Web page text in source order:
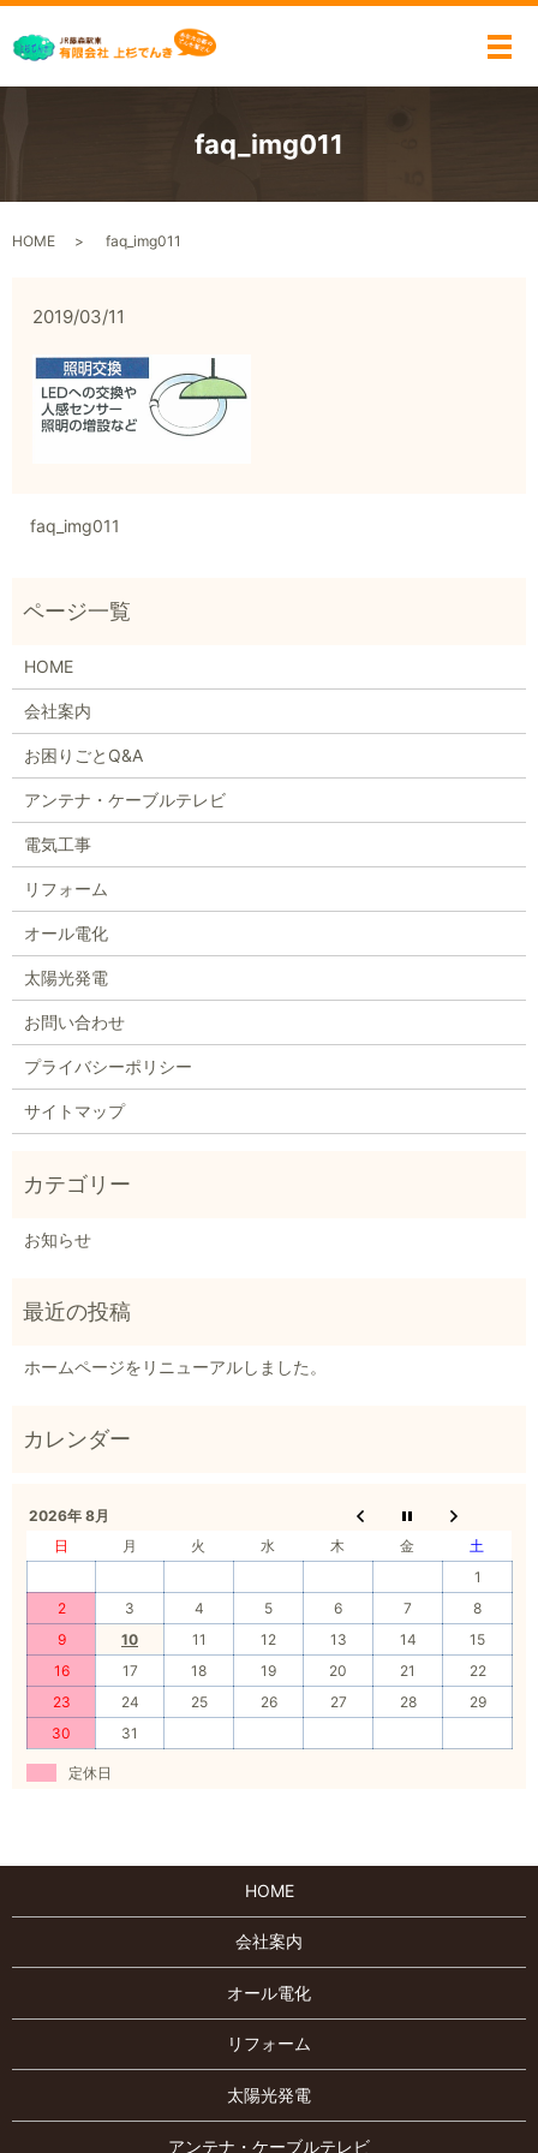
メ
faq_img011
HOME faq_img011
2019/03/11
faq_img011
HOME
会社案内
お困りごとQ&A
アンテナ・ケーブルテレビ
電気工事
リフォーム
オール電化
太陽光発電
お問い合わせ
プライバシーポリシー
サイトマップ
お知らせ
ホームページをリニューアルしました。
2026年 8月
日
月 火 水 木 金
土
1
2
3 4 5 6 7
8
9
10 11 12 13 14
15
16
17 18 19 20 21
22
23
24 25 26 27 28
29
30
31
定休日
HOME
会社案内
オール電化
リフォーム
太陽光発電
アンテナ・ケーブルテレビ